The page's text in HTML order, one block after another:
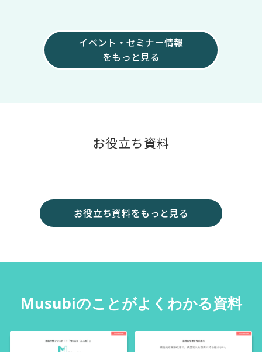
イベント・セミナー情報
をもっと見る
お役立ち資料
お役立ち資料をもっと見る
Musubiのことがよくわかる資料